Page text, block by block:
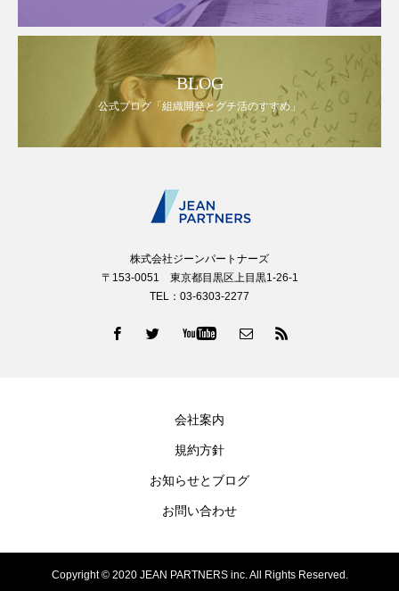
BLOG
公式ブログ「組織開発とグチ活のすすめ」
株式会社ジーンパートナーズ
〒153-0051 東京都目黒区上目黒1-26-1
TEL：03-6303-2277
会社案内
規約方針
お知らせとブログ
お問い合わせ
Copyright © 2020 JEAN PARTNERS inc. All Rights Reserved.